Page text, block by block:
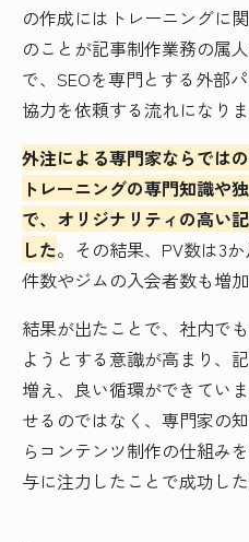
の作成にはトレーニングに
のことが記事制作業務の属
で、SEOを専門とする外部
協力を依頼する流れになりま
外注による専門家ならでは
トレーニングの専門知識や
で、オリジナリティの高い
した。その結果、PV数は3
件数やジムの入会者数も増加
結果が出たことで、社内で
ようとする意識が高まり、
増え、良い循環ができてい
せるのではなく、専門家の
らコンテンツ制作の仕組み
与に注力したことで成功した